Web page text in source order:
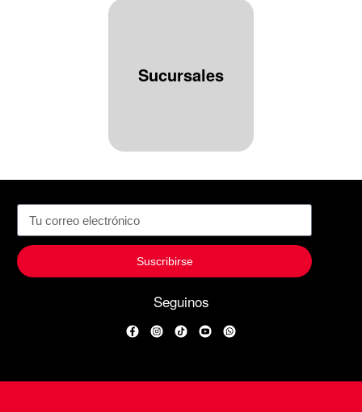
Sucursales
Suscribirse
Seguinos
FacebookInstagram
TikTokYouTubeWhatsApp